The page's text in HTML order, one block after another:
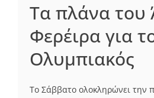
Τα πλάνα του
Φερέιρα για
Ολυμπιακός
Το Σάββατο ολοκληρώνει την